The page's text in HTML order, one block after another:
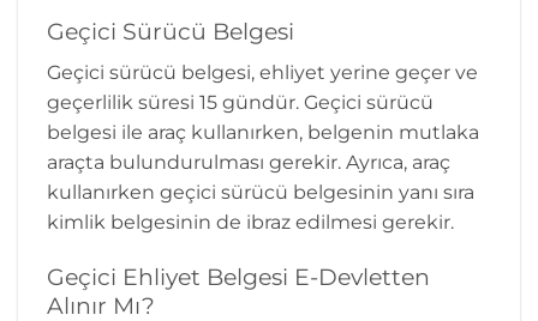
Geçici Sürücü Belgesi
Geçici sürücü belgesi, ehliyet yerine geçer ve
geçerlilik süresi 15 gündür. Geçici sürücü
belgesi ile araç kullanırken, belgenin mutlaka
araçta bulundurulması gerekir. Ayrıca, araç
kullanırken geçici sürücü belgesinin yanı sıra
kimlik belgesinin de ibraz edilmesi gerekir.
Geçici Ehliyet Belgesi E-Devletten
Alınır Mı?